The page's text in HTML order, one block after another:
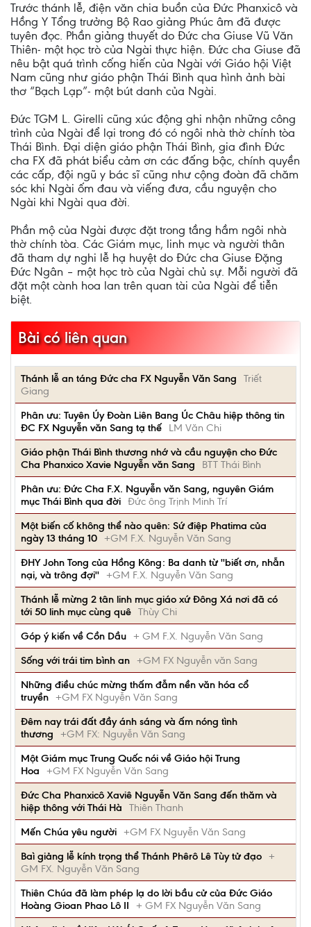
Trước thánh lễ, điện văn chia buồn của Đức Phanxicô và
Hồng Y Tổng trưởng Bộ Rao giảng Phúc âm đã được
tuyên đọc. Phần giảng thuyết do Đức cha Giuse Vũ Văn
Thiên- một học trò của Ngài thực hiện. Đức cha Giuse đã
nêu bật quá trình cống hiến của Ngài với Giáo hội Việt
Nam cũng như giáo phận Thái Bình qua hình ảnh bài
thơ “Bạch Lạp”- một bút danh của Ngài.
Đức TGM L. Girelli cũng xúc động ghi nhận những công
trình của Ngài để lại trong đó có ngôi nhà thờ chính tòa
Thái Bình. Đại diện giáo phận Thái Bình, gia đình Đức
cha FX đã phát biểu cảm ơn các đấng bậc, chính quyền
các cấp, đội ngũ y bác sĩ cũng như cộng đoàn đã chăm
sóc khi Ngài ốm đau và viếng đưa, cầu nguyện cho
Ngài khi Ngài qua đời.
Phần mộ của Ngài được đặt trong tầng hầm ngôi nhà
thờ chính tòa. Các Giám mục, linh mục và người thân
đã tham dự nghi lễ hạ huyệt do Đức cha Giuse Đặng
Đức Ngân – một học trò của Ngài chủ sự. Mỗi người đã
đặt một cành hoa lan trên quan tài của Ngài để tiễn
biệt.
Bài có liên quan
Thánh lễ an táng Đức cha FX Nguyễn Văn Sang
Triết
Giang
Phân ưu: Tuyên Úy Đoàn Liên Bang Úc Châu hiệp thông tin
ĐC FX Nguyễn văn Sang tạ thế
LM Văn Chi
Giáo phận Thái Bình thương nhớ và cầu nguyện cho Đức
Cha Phanxico Xavie Nguyễn văn Sang
BTT Thái Bình
Phân ưu: Đức Cha F.X. Nguyễn văn Sang, nguyên Giám
mục Thái Bình qua đời Đức ông Trịnh Minh Trí
Một biến cố không thể nào quên: Sứ điệp Phatima của
ngày 13 tháng 10 +GM F.X. Nguyễn Văn Sang
ĐHY John Tong của Hồng Kông: Ba danh từ ''biết ơn, nhẫn
nại, và trông đợi'' +GM F.X. Nguyễn Văn Sang
Thánh lễ mừng 2 tân linh mục giáo xứ Đông Xá nơi đã có
tới 50 linh mục cùng quê Thùy Chi
Góp ý kiến về Cồn Dầu + GM F.X. Nguyễn Văn Sang
Sống với trái tim bình an +GM FX Nguyễn văn Sang
Những điều chúc mừng thấm đẫm nền văn hóa cổ
truyền +GM FX Nguyễn Văn Sang
Đêm nay trái đất đầy ánh sáng và ấm nóng tình
thương
+GM FX: Nguyễn Văn Sang
Một Giám mục Trung Quốc nói về Giáo hội Trung
Hoa
+GM FX Nguyễn Văn Sang
Đức Cha Phanxicô Xaviê Nguyễn Văn Sang đến thăm và
hiệp thông với Thái Hà
Thiên Thanh
Mến Chúa yêu người +GM FX Nguyễn Văn Sang
Baì giảng lễ kính trọng thể Thánh Phêrô Lê Tùy tử đạo +
GM FX. Nguyễn Văn Sang
Thiên Chúa đã làm phép lạ do lời bầu cử của Đức Giáo
Hoàng Gioan Phao Lô II
+ GM FX Nguyễn Văn Sang